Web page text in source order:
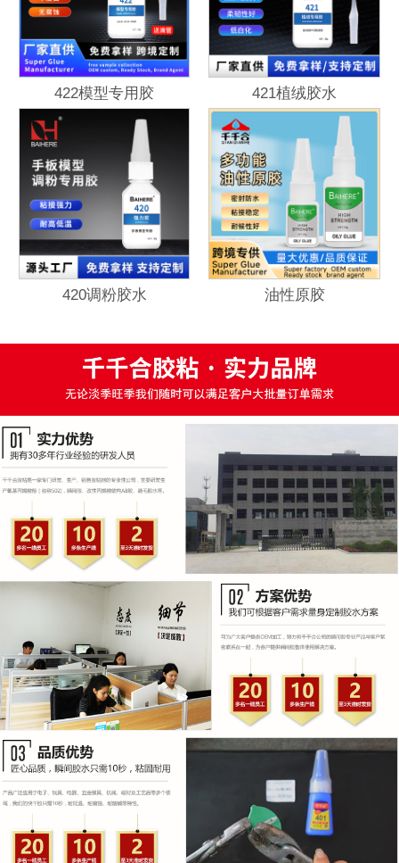
422模型专用胶 421植绒胶水
420调粉胶水 油性原胶